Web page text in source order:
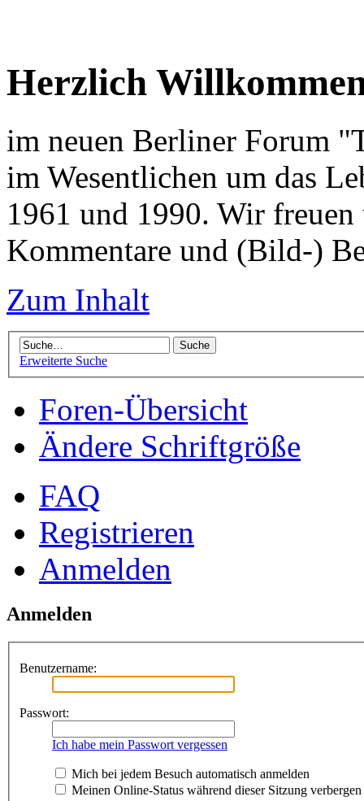
Herzlich
im neuen Berliner Forum
im Wesentlichen um das
1961 und 1990. Wir freuen
Kommentare und (Bild-)
Zum Inhalt
Erweiterte Suche
Foren-Übersicht
Ändere Schriftgröße
FAQ
Registrieren
Anmelden
Anmelden
Benutzername:
Passwort:
Ich habe mein Passwort vergessen
Mich bei jedem Besuch automatisch anmelden
Meinen Online-Status während dieser Sitzung verbergen